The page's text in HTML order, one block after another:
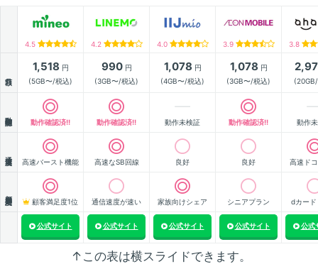
4.5 4.2 4.0 3.9 3.8
1,518 円
(5GB〜/税込)
990円
(3GB〜/税込)
1,078 円
(4GB〜/税込)
1,078 円
(3GB〜/税込)
動作確認済!! 動作確認済!! 動作未検証 動作確認済!! 動作
高速バースト機能 高速なSB回線 良好 良好 高速ド
顧客満足度1位 通信速度が速い 家族向けシェア シニアプラン dカード
公式サイト 公式サイト 公式サイト 公式サイト 公式
↑この表は横スライドできます。